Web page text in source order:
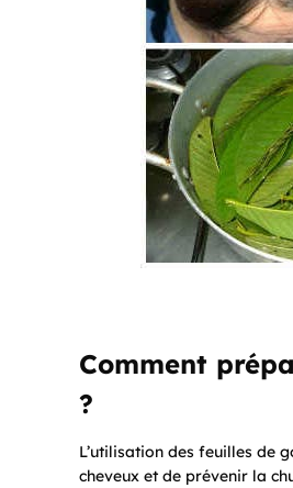
Comment
?
L’utilisation des feuilles de
cheveux et de prévenir la